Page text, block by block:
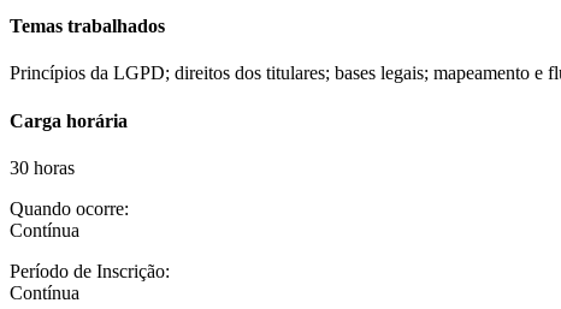
Temas trabalhados
Princípios da LGPD; direitos dos titulares; bases legais; mapeamento e
Carga horária
30 horas
Quando ocorre:
Contínua
Período de Inscrição:
Contínua